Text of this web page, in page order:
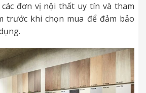
đơn vị nội thất uy tín và tham
trước khi chọn mua để đảm bảo